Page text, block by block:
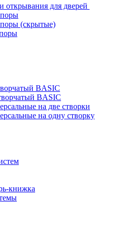
открывания для дверей
(скрытые)
BASIC
BASIC
на две створки
на одну створку
книжка